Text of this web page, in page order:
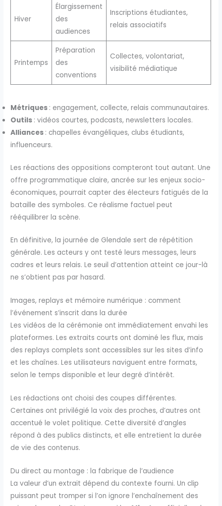
Hiver
Élargissement
des
audiences
Inscriptions étudiantes,
relais associatifs
Printemps
Préparation
des
conventions
Collectes, volontariat,
visibilité médiatique
Métriques : engagement, collecte, relais communautaires.
Outils : vidéos courtes, podcasts, newsletters locales.
Alliances : chapelles évangéliques, clubs étudiants,
influenceurs.
Les réactions des oppositions compteront tout autant. Une
offre programmatique claire, ancrée sur les enjeux socio-
économiques, pourrait capter des électeurs fatigués de la
bataille des symboles. Ce réalisme factuel peut
rééquilibrer la scène.
En définitive, la journée de Glendale sert de répétition
générale. Les acteurs y ont testé leurs messages, leurs
cadres et leurs relais. Le seuil d’attention atteint ce jour-là
ne s’obtient pas par hasard.
Images, replays et mémoire numérique : comment
l’événement s’inscrit dans la durée
Les vidéos de la cérémonie ont immédiatement envahi les
plateformes. Les extraits courts ont dominé les flux, mais
des replays complets sont accessibles sur les sites d’info
et les chaînes. Les utilisateurs naviguent entre formats,
selon le temps disponible et leur degré d’intérêt.
Les rédactions ont choisi des coupes différentes.
Certaines ont privilégié la voix des proches, d’autres ont
accentué le volet politique. Cette diversité d’angles
répond à des publics distincts, et elle entretient la durée
de vie des contenus.
Du direct au montage : la fabrique de l’audience
La valeur d’un extrait dépend du contexte fourni. Un clip
puissant peut tromper si l’on ignore l’enchaînement des